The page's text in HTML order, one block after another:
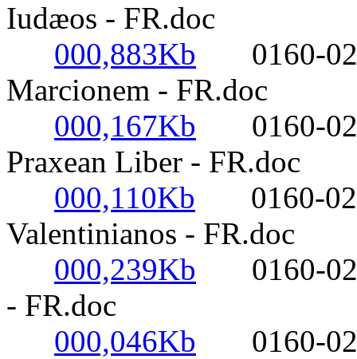
Iudæos - FR.doc
000,883Kb 0160-
Marcionem - FR.doc
000,167Kb 0160-
Praxean Liber - FR.doc
000,110Kb 0160-
Valentinianos - FR.doc
000,239Kb 0160-
- FR.doc
000,046Kb 0160-